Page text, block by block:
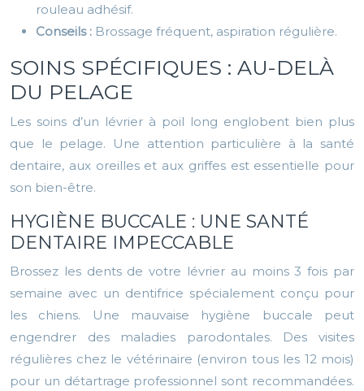
rouleau adhésif.
Conseils : Brossage fréquent, aspiration régulière.
SOINS SPÉCIFIQUES : AU-DELÀ
DU PELAGE
Les soins d’un lévrier à poil long englobent bien plus
que le pelage. Une attention particulière à la santé
dentaire, aux oreilles et aux griffes est essentielle pour
son bien-être.
HYGIÈNE BUCCALE : UNE SANTÉ
DENTAIRE IMPECCABLE
Brossez les dents de votre lévrier au moins 3 fois par
semaine avec un dentifrice spécialement conçu pour
les chiens. Une mauvaise hygiène buccale peut
engendrer des maladies parodontales. Des visites
régulières chez le vétérinaire (environ tous les 12 mois)
pour un détartrage professionnel sont recommandées.